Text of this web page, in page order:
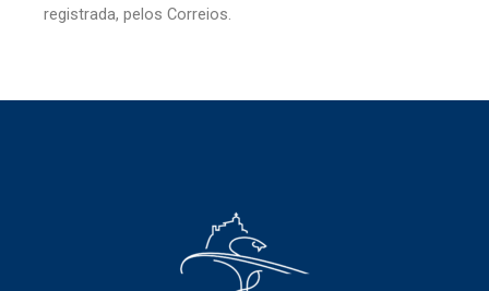
registrada, pelos Correios.